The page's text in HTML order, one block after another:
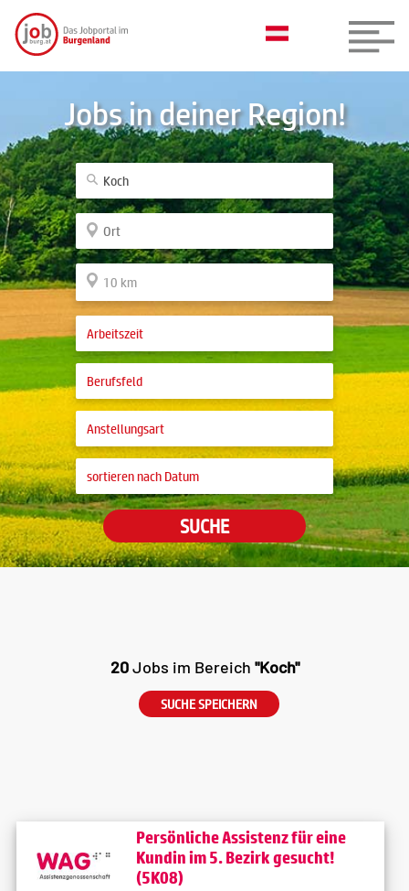
Jobs in deiner Region!
SUCHE
20Jobs im Bereich "Koch"
SUCHE SPEICHERN
Persönliche Assistenz für eine
Kundin im 5. Bezirk gesucht!
(5K08)